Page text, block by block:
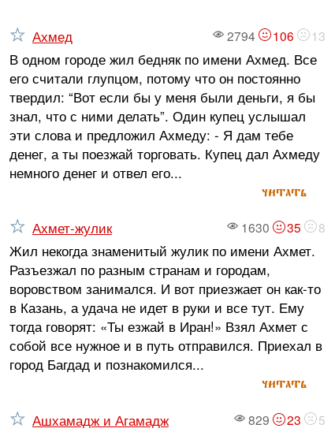
2794 106 13
Ахмед
В одном городе жил бедняк по имени Ахмед. Все
его считали глупцом, потому что он постоянно
твердил: “Вот если бы у меня были деньги, я бы
знал, что с ними делать”. Один купец услышал
эти слова и предложил Ахмеду: - Я дам тебе
денег, а ты поезжай торговать. Купец дал Ахмеду
немного денег и отвел его...
читать
1630 35 8
Ахмет-жулик
Жил некогда знаменитый жулик по имени Ахмет.
Разъезжал по разным странам и городам,
воровством занимался. И вот приезжает он как-то
в Казань, а удача не идет в руки и все тут. Ему
тогда говорят: «Ты езжай в Иран!» Взял Ахмет с
собой все нужное и в путь отправился. Приехал в
город Багдад и познакомился...
читать
829 23 5
Ашхамадж и Агамадж